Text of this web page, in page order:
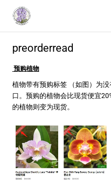
preorderread
预购植物
植物带有预购标签 （如图）为
口。预购的植物会比现货便宜
的植物则变为现货。